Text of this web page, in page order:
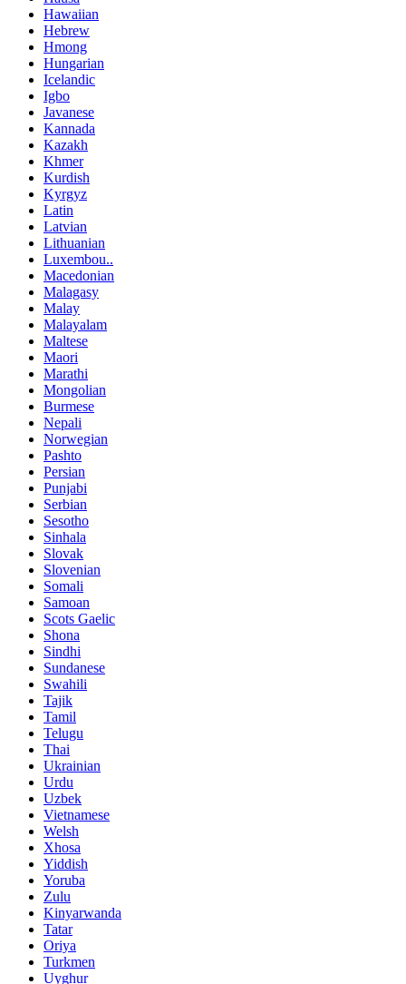
Hawaiian
Hebrew
Hmong
Hungarian
Icelandic
Igbo
Javanese
Kannada
Kazakh
Khmer
Kurdish
Kyrgyz
Latin
Latvian
Lithuanian
Luxembou..
Macedonian
Malagasy
Malay
Malayalam
Maltese
Maori
Marathi
Mongolian
Burmese
Nepali
Norwegian
Pashto
Persian
Punjabi
Serbian
Sesotho
Sinhala
Slovak
Slovenian
Somali
Samoan
Scots Gaelic
Shona
Sindhi
Sundanese
Swahili
Tajik
Tamil
Telugu
Thai
Ukrainian
Urdu
Uzbek
Vietnamese
Welsh
Xhosa
Yiddish
Yoruba
Zulu
Kinyarwanda
Tatar
Oriya
Turkmen
Uyghur